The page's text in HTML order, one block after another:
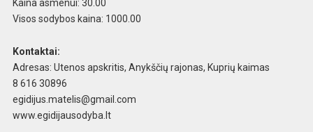
Kaina asmenui: 30.00
Visos sodybos kaina: 1000.00
Kontaktai:
Adresas: Utenos apskritis, Anykščių rajonas, Kuprių kaimas
8 616 30896
egidijus.matelis@gmail.com
www.egidijausodyba.lt